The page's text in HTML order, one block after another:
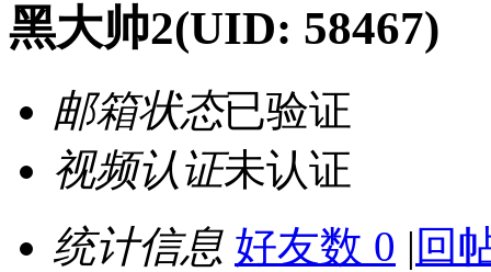
黑大帅2(UID: 58467)
邮箱状态已验证
视频认证未认证
统计信息 好友数 0 | 回